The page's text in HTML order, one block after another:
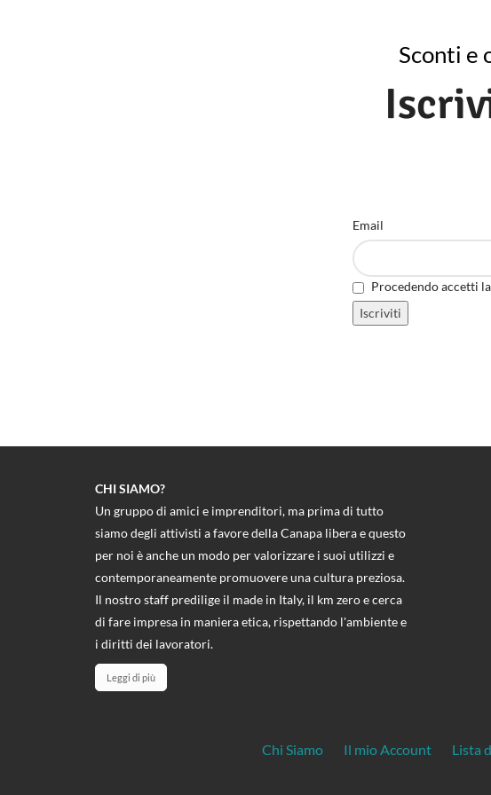
Sconti e
Email
Procedendo accetti
CHI SIAMO?
Un gruppo di amici e imprenditori, ma prima di tutto
siamo degli attivisti a favore della Canapa libera e questo
per noi è anche un modo per valorizzare i suoi utilizzi e
contemporaneamente promuovere una cultura preziosa.
Il nostro staff predilige il made in Italy, il km zero e cerca
di fare impresa in maniera etica, rispettando l'ambiente e
i diritti dei lavoratori.
Leggi di più
Chi Siamo Il mio Account Lista